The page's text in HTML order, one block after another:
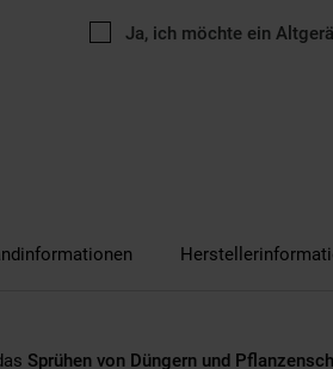
Ja, ich möchte ein
Sprühen von Düngern und